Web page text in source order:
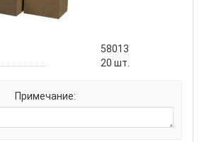
58013
20 шт.
Примечание: